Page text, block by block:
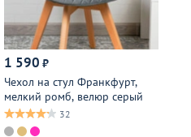
1 590 ₽
Чехол на стул Франкфурт,
мелкий ромб, велюр серый
32